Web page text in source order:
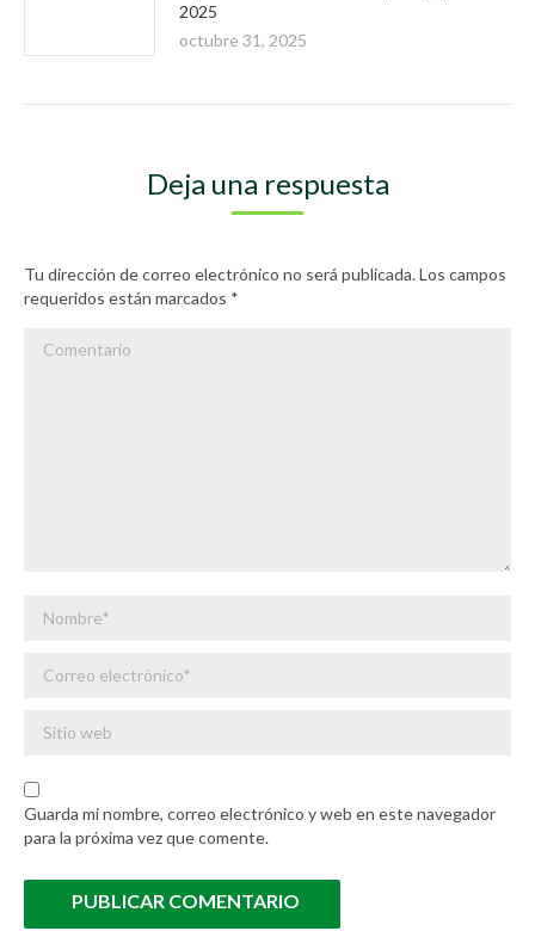
2025
octubre 31, 2025
Deja una respuesta
Tu dirección de correo electrónico no será publicada. Los campos
requeridos están marcados *
Comentario
Guarda mi nombre, correo electrónico y web en este navegador
para la próxima vez que comente.
PUBLICAR COMENTARIO